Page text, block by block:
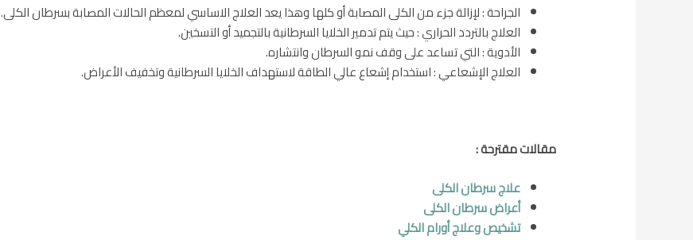
الجراحة : لإزالة جزء من الكلى المصابة أو كلها وهذا يعد العلاج الاساسي لمعظم الحالات المصابة بسرطان الكلى.
العلاج بالتردد الحراري : حيث يتم تدمير الخلايا السرطانية بالتجميد أو التسخين.
الأدوية : التي تساعد على وقف نمو السرطان وانتشاره.
العلاج الإشعاعي : استخدام إشعاع عالي الطاقة لاستهداف الخلايا السرطانية وتخفيف الأعراض.
مقالات مقترحة :
علاج سرطان الكلى
أعراض سرطان الكلى
تشخيص وعلاج أورام الكلي